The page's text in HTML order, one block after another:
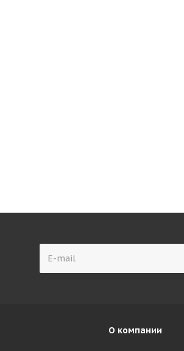
О компании